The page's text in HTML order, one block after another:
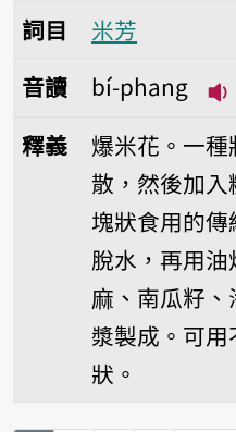
詞目
米芳
音讀
bí-phang
釋義
爆米花。一
散，然後加
塊狀食用的傳
脫水，再用
麻、南瓜籽
漿製成。可
狀。